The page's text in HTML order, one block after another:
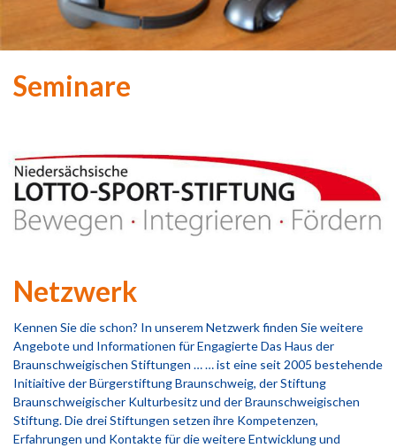
Seminare
Netzwerk
Kennen Sie die schon? In unserem Netzwerk finden Sie weitere
Angebote und Informationen für Engagierte Das Haus der
Braunschweigischen Stiftungen … … ist eine seit 2005 bestehende
Initiaitive der Bürgerstiftung Braunschweig, der Stiftung
Braunschweigischer Kulturbesitz und der Braunschweigischen
Stiftung. Die drei Stiftungen setzen ihre Kompetenzen,
Erfahrungen und Kontakte für die weitere Entwicklung und